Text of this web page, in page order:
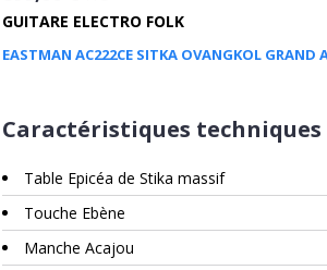
GUITARE ELECTRO FOLK
EASTMAN AC222CE SITKA OVANGKOL
Caractéristiques techniques
Table Epicéa de Stika massif
Touche Ebène
Manche Acajou